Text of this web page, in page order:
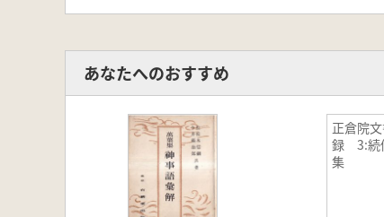
あなたへのおすすめ
正倉院
録 3:続
集